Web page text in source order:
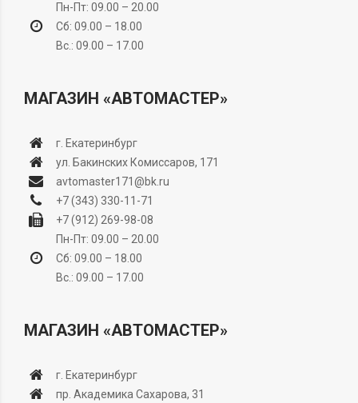
Пн-Пт: 09.00 – 20.00
Сб: 09.00 – 18.00
Вс.: 09.00 – 17.00
МАГАЗИН «АВТОМАСТЕР»
г. Екатеринбург
ул. Бакинских Комиссаров, 171
avtomaster171@bk.ru
+7 (343) 330-11-71
+7 (912) 269-98-08
Пн-Пт: 09.00 – 20.00
Сб: 09.00 – 18.00
Вс.: 09.00 – 17.00
МАГАЗИН «АВТОМАСТЕР»
г. Екатеринбург
пр. Академика Сахарова, 31